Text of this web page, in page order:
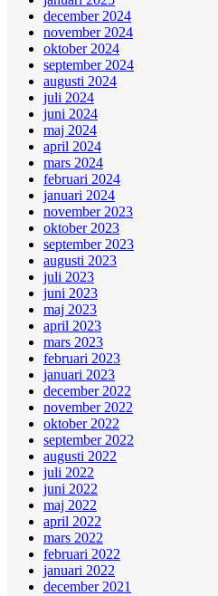
december 2024
november 2024
oktober 2024
september 2024
augusti 2024
juli 2024
juni 2024
maj 2024
april 2024
mars 2024
februari 2024
januari 2024
november 2023
oktober 2023
september 2023
augusti 2023
juli 2023
juni 2023
maj 2023
april 2023
mars 2023
februari 2023
januari 2023
december 2022
november 2022
oktober 2022
september 2022
augusti 2022
juli 2022
juni 2022
maj 2022
april 2022
mars 2022
februari 2022
januari 2022
december 2021